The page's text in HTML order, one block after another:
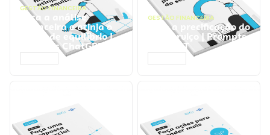
GESTÃO FINANCEIRA
Faça a análise
financeira e atinja o
ponto de equilíbrio |
Prompts ChatGPT
GESTÃO FINANCEIRA
Faça a precificação do
seu serviço | Prompts
ChatGPT